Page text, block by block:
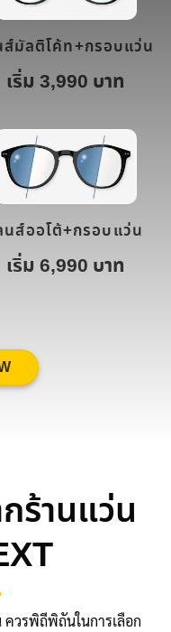
ส์มัลติโค้ท+กรอบแว่น
เริ่ม 3,990 บาท
นส์ออโต้+กรอบแว่น
เริ่ม 6,990 บาท
ร้านแว่น
ควรพิถีพิถันในการเลือก